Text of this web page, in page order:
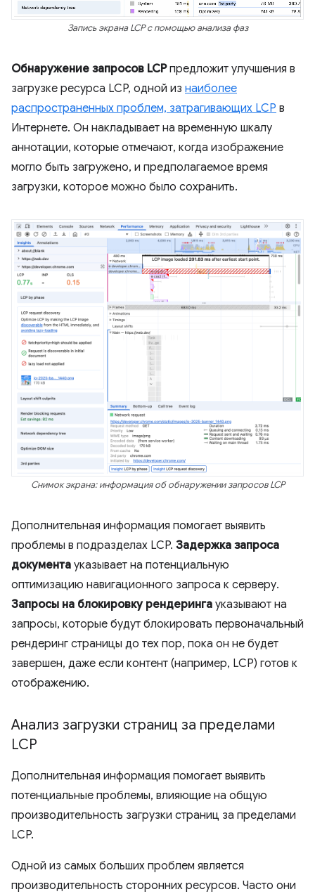
Запись экрана LCP с помощью анализа фаз
Обнаружение запросов LCPпредложит улучшения в
загрузке ресурса LCP, одной из наиболее
распространенных проблем, затрагивающих LCP в
Интернете. Он накладывает на временную шкалу
аннотации, которые отмечают, когда изображение
могло быть загружено, и предполагаемое время
загрузки, которое можно было сохранить.
Снимок экрана: информация об обнаружении запросов LCP
Дополнительная информация помогает выявить
проблемы в подразделах LCP. Задержка запроса
документа указывает на потенциальную
оптимизацию навигационного запроса к серверу.
Запросы на блокировку рендеринга указывают на
запросы, которые будут блокировать первоначальный
рендеринг страницы до тех пор, пока он не будет
завершен, даже если контент (например, LCP) готов к
отображению.
Анализ загрузки страниц за пределами
LCP
Дополнительная информация помогает выявить
потенциальные проблемы, влияющие на общую
производительность загрузки страниц за пределами
LCP.
Одной из самых больших проблем является
производительность сторонних ресурсов. Часто они